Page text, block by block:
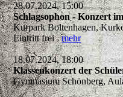
28.07.2024, 15:00
Schlagsophon - Konzert
Kurpark Boltenhagen,
Eintritt freimehr
18.07.2024, 18:00
Klassenkonzert der
Gymnasium Schönberg,